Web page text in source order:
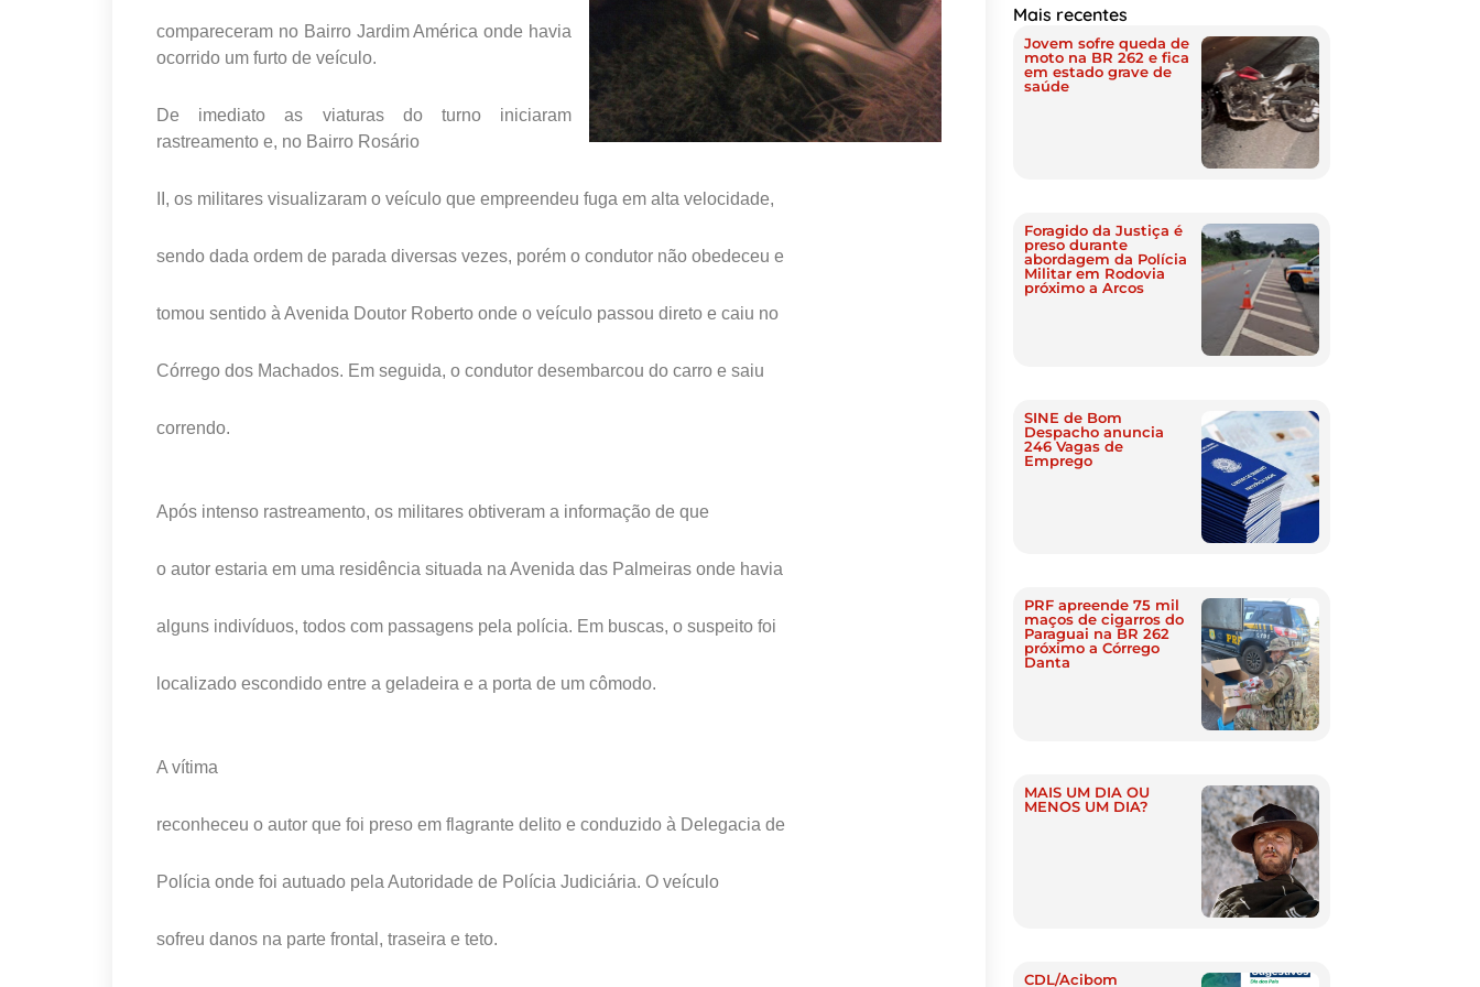
compareceram no Bairro Jardim América onde havia
ocorrido um furto de veículo.
De imediato as viaturas do turno iniciaram
rastreamento e, no Bairro Rosário
II, os militares visualizaram o veículo que empreendeu fuga em alta velocidade,
sendo dada ordem de parada diversas vezes, porém o condutor não obedeceu e
tomou sentido à Avenida Doutor Roberto onde o veículo passou direto e caiu no
Córrego dos Machados. Em seguida, o condutor desembarcou do carro e saiu
correndo.
Após intenso rastreamento, os militares obtiveram a informação de que
o autor estaria em uma residência situada na Avenida das Palmeiras onde havia
alguns indivíduos, todos com passagens pela polícia. Em buscas, o suspeito foi
localizado escondido entre a geladeira e a porta de um cômodo.
A vítima
reconheceu o autor que foi preso em flagrante delito e conduzido à Delegacia de
Polícia onde foi autuado pela Autoridade de Polícia Judiciária. O veículo
sofreu danos na parte frontal, traseira e teto.
Mais recentes
Jovem sofre queda de
moto na BR 262 e fica
em estado grave de
saúde
Foragido da Justiça é
preso durante
abordagem da Polícia
Militar em Rodovia
próximo a Arcos
SINE de Bom
Despacho anuncia
246 Vagas de
Emprego
PRF apreende 75 mil
maços de cigarros do
Paraguai na BR 262
próximo a Córrego
Danta
MAIS UM DIA OU
MENOS UM DIA?
CDL/Acibom